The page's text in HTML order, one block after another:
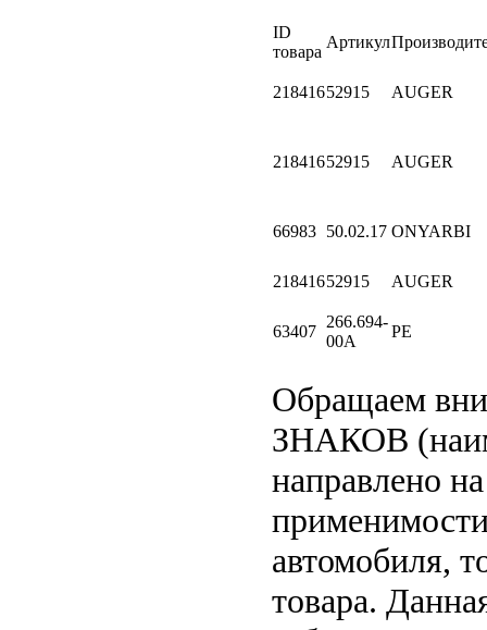
ID
товара
Артикул
21841652915 AUGER
21841652915 AUGER
66983 50.02.17 ONYARBI
21841652915 AUGER
63407
266.694-
00A
PE
Обращаем
ЗНАКОВ
направлено
автомобиля,
товара.